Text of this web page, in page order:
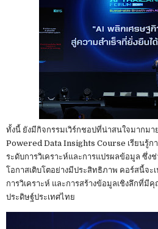
ทั้งนี้ ยังมีกิจกรรมเวิร์กชอปที่น่าสนใจมากม
Powered Data Insights Course เรียนรู้ก
ระดับการวิเคราะห์และการแปรผลข้อมูล ซึ่
โอกาสเติบโตอย่างมีประสิทธิภาพ คอร์สนี้จะ
การวิเคราะห์ และการสร้างข้อมูลเชิงลึกที่
ประดิษฐ์ประเทศไทย